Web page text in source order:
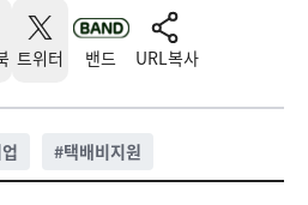
트위터 밴드 URL복사
#택배비지원